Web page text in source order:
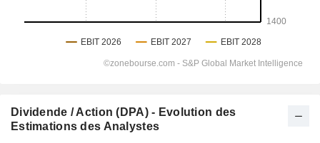
Dividende / Action (DPA) - Evolution des
Estimations des Analystes